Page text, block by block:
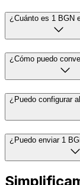
¿Cuánto es 1 BGN
¿Cómo puedo
¿Puedo configurar
¿Puedo enviar 1